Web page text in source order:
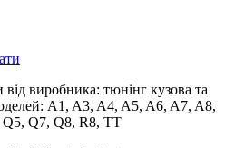
від виробника: тюнінг кузова та
A1, A3, A4, A5, A6, A7, A8,
Q7, Q8, R8, TT